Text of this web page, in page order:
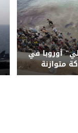
أوروبا في
متوازنة